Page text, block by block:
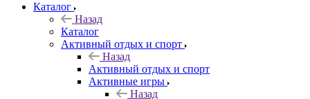
Каталог
Назад
Каталог
Активный отдых и спорт
Назад
Активный отдых и спорт
Активные игры
Назад